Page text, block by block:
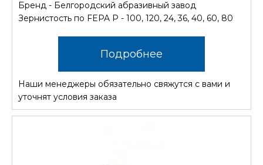
Бренд - Белгородский абразивный завод
Зернистость по FEPA P - 100, 120, 24, 36, 40, 60, 80
Подробнее
Наши менеджеры обязательно свяжутся с вами и
уточнят условия заказа